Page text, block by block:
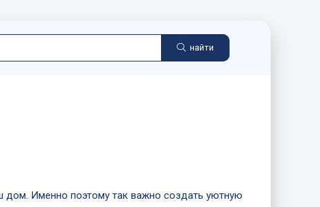
найти
дом. Именно поэтому так важно создать уютную